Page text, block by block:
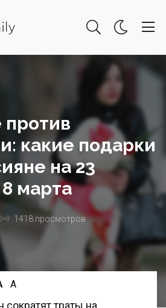
какие подарки
на 23
марта
1418 просмотров
А
сократят траты на